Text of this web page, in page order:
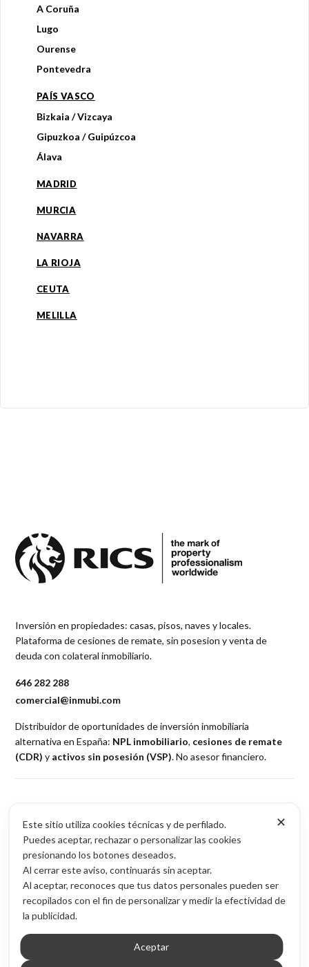
A Coruña
Lugo
Ourense
Pontevedra
PAÍS VASCO
Bizkaia / Vizcaya
Gipuzkoa / Guipúzcoa
Álava
MADRID
MURCIA
NAVARRA
LA RIOJA
CEUTA
MELILLA
Inversión en propiedades: casas, pisos, naves y locales.
Plataforma de cesiones de remate, sin posesion y venta de
deuda con colateral inmobiliario.
646 282 288
comercial@inmubi.com
Distribuidor de oportunidades de inversión inmobiliaria
alternativa en España: NPL inmobiliario, cesiones de remate
(CDR) y activos sin posesión (VSP). No asesor financiero.
Oportunidades
NPL inmobiliario
Cesiones de remate (CDR)
Activos sin posesión (VSP)
Acceso por provincia
Contenido
✕
Este sitio utiliza cookies técnicas y de perfilado.
Puedes aceptar, rechazar o personalizar las cookies
presionando los botones deseados.
Al cerrar este aviso, continuarás sin aceptar.
Al aceptar, reconoces que tus datos personales pueden ser
recopilados con el fin de personalizar y medir la efectividad de
la publicidad.
Aceptar